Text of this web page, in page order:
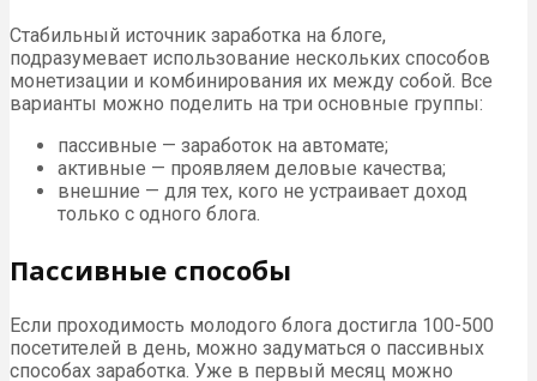
Стабильный источник заработка на блоге,
подразумевает использование нескольких способов
монетизации и комбинирования их между собой. Все
варианты можно поделить на три основные группы:
пассивные — заработок на автомате;
активные — проявляем деловые качества;
внешние — для тех, кого не устраивает доход
только с одного блога.
Пассивные способы
Если проходимость молодого блога достигла 100-500
посетителей в день, можно задуматься о пассивных
способах заработка. Уже в первый месяц можно